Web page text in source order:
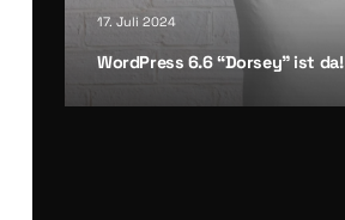
17. Juli 2024
Word­Press 6.6 “Dor­sey” ist da!